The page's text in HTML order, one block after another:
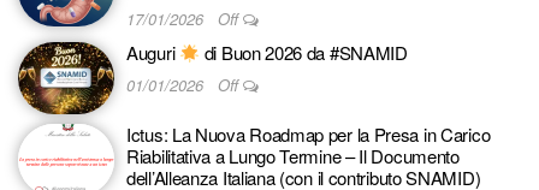
17/01/2026 Off
Auguri di Buon 2026 da #SNAMID
01/01/2026 Off
Ictus: La Nuova Roadmap per la Presa in Carico
Riabilitativa a Lungo Termine – Il Documento
dell’Alleanza Italiana (con il contributo SNAMID)